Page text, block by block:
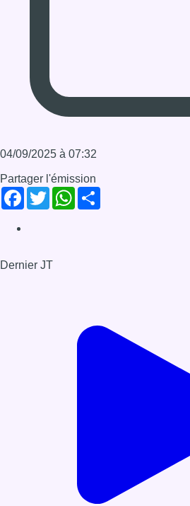
04/09/2025 à 07:32